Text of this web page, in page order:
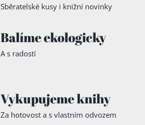
Sběratelské kusy i knižní novinky
Balíme ekologicky
A s radostí
Vykupujeme knihy
Za hotovost a s vlastním odvozem